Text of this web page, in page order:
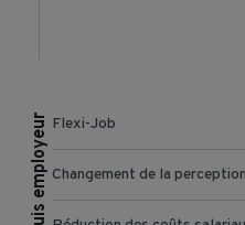
Je suis employeur Flexi-Job
Changement de la